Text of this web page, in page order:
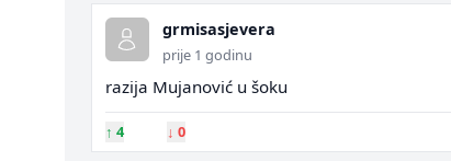
grmisasjevera
prije 1 godinu
razija Mujanović u šoku
↑ 4 ↓ 0